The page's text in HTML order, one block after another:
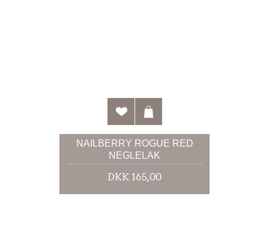
NAILBERRY ROGUE RED
NEGLELAK
DKK 165,00